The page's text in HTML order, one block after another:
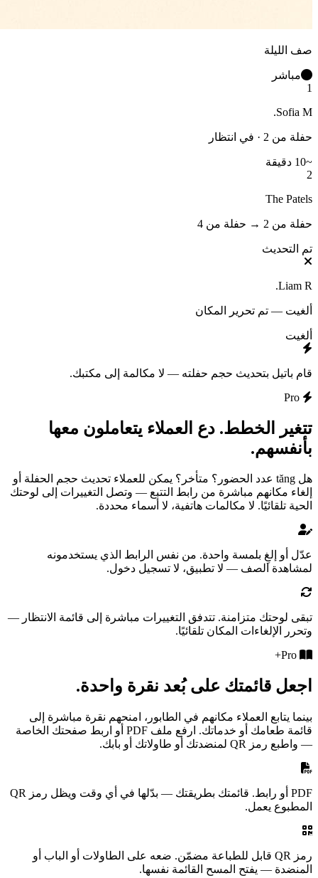
صف الليلة
مباشر
1
Sofia M.
حفلة من 2 · في انتظار
~10 دقيقة
2
The Patels
حفلة من 2 → حفلة من 4
تم التحديث
Liam R.
ألغيت — تم تحرير المكان
ألغيت
قام باتيل بتحديث حجم حفلته — لا مكالمة إلى مكتبك.
تتغير الخطط. دع العملاء يتعاملون معها
بأنفسهم.
هل tăng عدد الحضور؟ متأخر؟ يمكن للعملاء تحديث حجم الحفلة أو
إلغاء مكانهم مباشرة من رابط التتبع — وتصل التغييرات إلى لوحتك
الحية تلقائيًا. لا مكالمات هاتفية، لا أسماء محددة.
عدّل أو إلغِ بلمسة واحدة. من نفس الرابط الذي يستخدمونه
لمشاهدة الصف — لا تطبيق، لا تسجيل دخول.
تبقى لوحتك متزامنة. تتدفق التغييرات مباشرة إلى قائمة الانتظار —
وتحرر الإلغاءات المكان تلقائيًا.
اجعل قائمتك على بُعد نقرة واحدة.
بينما يتابع العملاء مكانهم في الطابور، امنحهم نقرة مباشرة إلى
قائمة طعامك أو خدماتك. ارفع ملف PDF أو اربط صفحتك الخاصة
— واطبع رمز QR لمنضدتك أو طاولاتك أو بابك.
PDF أو رابط.
قائمتك بطريقتك — بدّلها في أي وقت ويظل رمز QR
المطبوع يعمل.
رمز QR قابل للطباعة مضمّن.
ضعه على الطاولات أو الباب أو
المنضدة — يفتح المسح القائمة نفسها.